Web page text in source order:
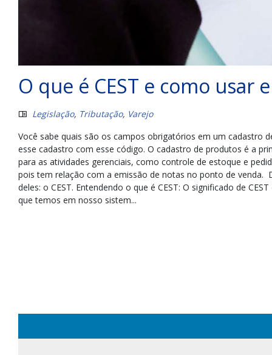
O que é CEST e como
Legislação, Tributação, Varejo
Você sabe quais são os campos obrigatórios em um cadastro
esse cadastro com esse código. O cadastro de produtos é a
para as atividades gerenciais, como controle de estoque e
pois tem relação com a emissão de notas no ponto de
deles: o CEST. Entendendo o que é CEST: O significado de
que temos em nosso sistem...